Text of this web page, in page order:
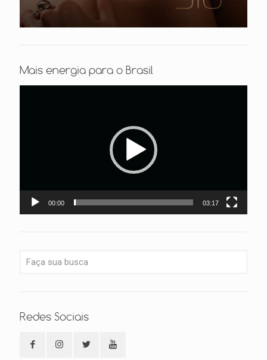
Mais energia para o Brasil
00:00 03:17
Redes Sociais